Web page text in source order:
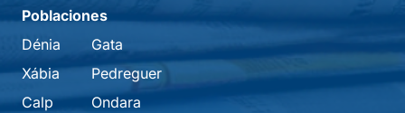
Poblaciones
Dénia
Xábia
Calp
Gata
Pedreguer
Ondara